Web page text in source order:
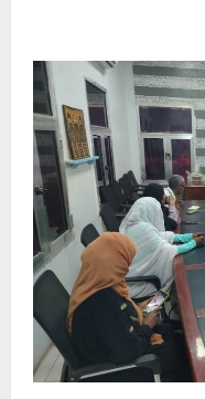
ودمدني الكبرى
الدراسية لهذا العام
بالولاية يدشن ورشة
الإنجليزية بمحلية